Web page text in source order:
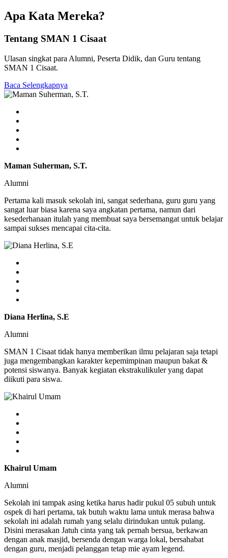
Apa Kata Mereka?
Tentang SMAN 1 Cisaat
Ulasan singkat para Alumni, Peserta Didik, dan Guru tentang
SMAN 1 Cisaat.
Baca Selengkapnya
Maman Suherman, S.T.
Alumni
Pertama kali masuk sekolah ini, sangat sederhana, guru guru yang
sangat luar biasa karena saya angkatan pertama, namun dari
kesederhanaan itulah yang membuat saya bersemangat untuk belajar
sampai sukses mencapai cita-cita.
Diana Herlina, S.E
Alumni
SMAN 1 Cisaat tidak hanya memberikan ilmu pelajaran saja tetapi
juga mengembangkan karakter kepemimpinan maupun bakat &
potensi siswanya. Banyak kegiatan ekstrakulikuler yang dapat
diikuti para siswa.
Khairul Umam
Alumni
Sekolah ini tampak asing ketika harus hadir pukul 05 subuh untuk
ospek di hari pertama, tak butuh waktu lama untuk merasa bahwa
sekolah ini adalah rumah yang selalu dirindukan untuk pulang.
Disini merasakan Jatuh cinta yang tak pernah bersua, berkawan
dengan anak masjid, bersenda dengan warga lokal, bersahabat
dengan guru, menjadi pelanggan tetap mie ayam legend.